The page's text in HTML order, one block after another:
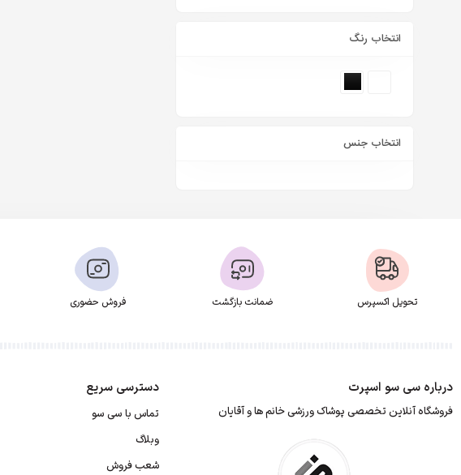
انتخاب رنگ
انتخاب جنس
تحویل اکسپرس ضمانت بازگشت فروش حضوری
درباره سی سو اسپرت
فروشگاه آنلاین تخصصی پوشاک ورزشی خانم ها و آقایان
دسترسی سریع
تماس با سی سو
وبلاگ
شعب فروش